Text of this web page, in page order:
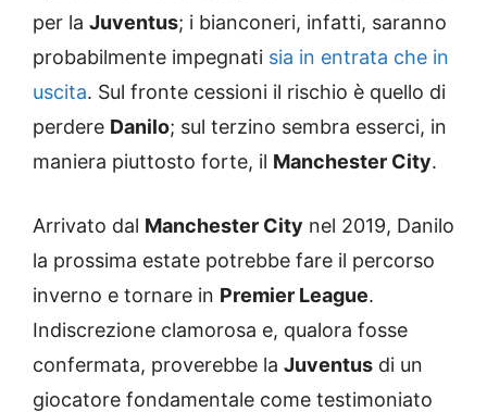
per la Juventus; i bianconeri, infatti, saranno
probabilmente impegnati sia in entrata che in
uscita. Sul fronte cessioni il rischio è quello di
perdere Danilo; sul terzino sembra esserci, in
maniera piuttosto forte, il Manchester City.
Arrivato dal Manchester City nel 2019, Danilo
la prossima estate potrebbe fare il percorso
inverno e tornare in Premier League.
Indiscrezione clamorosa e, qualora fosse
confermata, proverebbe la Juventus di un
giocatore fondamentale come testimoniato